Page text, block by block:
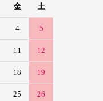
金 土
4 5
11 12
18 19
25 26